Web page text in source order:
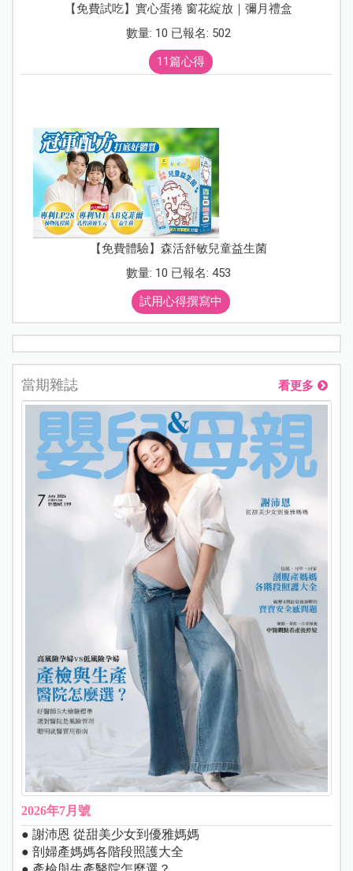
【免費試吃】實心蛋捲 窗花綻放｜彌月禮盒
數量: 10 已報名: 502
11篇心得
【免費體驗】森活舒敏兒童益生菌
數量: 10 已報名: 453
試用心得撰寫中
當期雜誌 看更多
2026年7月號
● 謝沛恩 從甜美少女到優雅媽媽
● 剖婦產媽媽各階段照護大全